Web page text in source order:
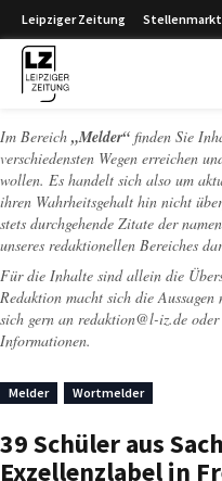
Leipziger Zeitung Stellenmarkt
Im Bereich „Melder“ finden Sie
verschiedensten Wegen erreichen
wollen. Es handelt sich also um
ihren Wahrheitsgehalt hin nicht
stets durchgehende Zitate der
unseres redaktionellen Bereiches
Für die Inhalte sind allein die
Redaktion macht sich die
sich gern an redaktion@l-iz.de
Informationen.
Melder Wortmelder
39 Schüler aus
Exzellenzlabel in